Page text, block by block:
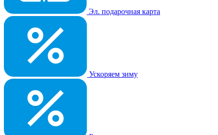
Эл. подарочная карта
Ускоряем зиму